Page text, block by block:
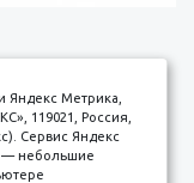
Яндекс Метрика,
119021, Россия,
Сервис Яндекс
— небольшие